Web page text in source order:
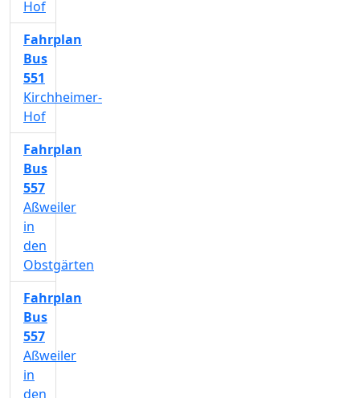
Hof
Fahrplan
Bus
551
Kirchheimer-
Hof
Fahrplan
Bus
557
Aßweiler
in
den
Obstgärten
Fahrplan
Bus
557
Aßweiler
in
den